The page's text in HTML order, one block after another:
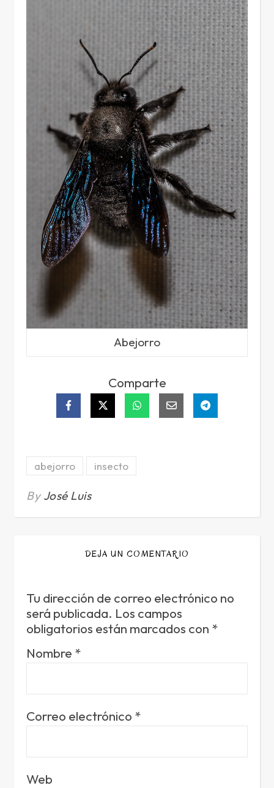
Abejorro
Comparte
abejorro insecto
ByJosé Luis
DEJA UN COMENTARIO
Tu dirección de correo electrónico no
será publicada. Los campos
obligatorios están marcados con *
Nombre *
Correo electrónico *
Web